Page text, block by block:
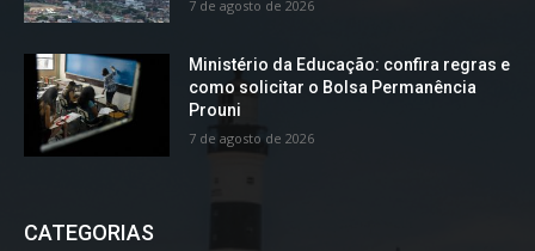
7 de agosto de 2026
Ministério da Educação: confira regras e
como solicitar o Bolsa Permanência
Prouni
7 de agosto de 2026
CATEGORIAS